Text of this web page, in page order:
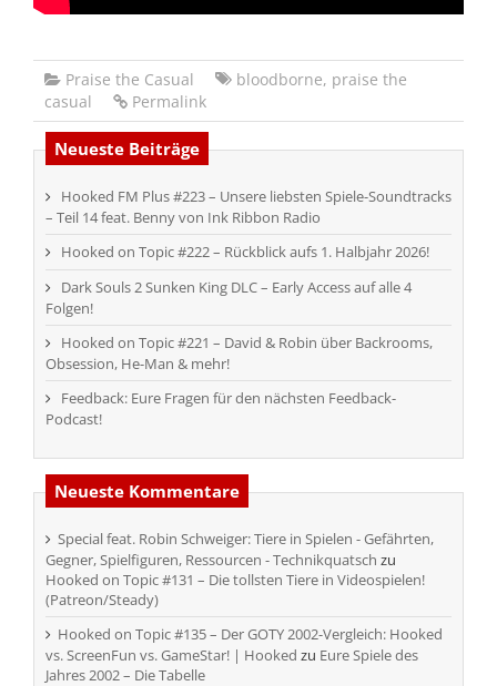
Praise the Casual bloodborne, praise the
casual
Permalink
Neueste Beiträge
Hooked FM Plus #223 – Unsere liebsten Spiele-Soundtracks
– Teil 14 feat. Benny von Ink Ribbon Radio
Hooked on Topic #222 – Rückblick aufs 1. Halbjahr 2026!
Dark Souls 2 Sunken King DLC – Early Access auf alle 4
Folgen!
Hooked on Topic #221 – David & Robin über Backrooms,
Obsession, He-Man & mehr!
Feedback: Eure Fragen für den nächsten Feedback-
Podcast!
Neueste Kommentare
Special feat. Robin Schweiger: Tiere in Spielen - Gefährten,
Gegner, Spielfiguren, Ressourcen - Technikquatsch zu
Hooked on Topic #131 – Die tollsten Tiere in Videospielen!
(Patreon/Steady)
Hooked on Topic #135 – Der GOTY 2002-Vergleich: Hooked
vs. ScreenFun vs. GameStar! | Hooked zu Eure Spiele des
Jahres 2002 – Die Tabelle